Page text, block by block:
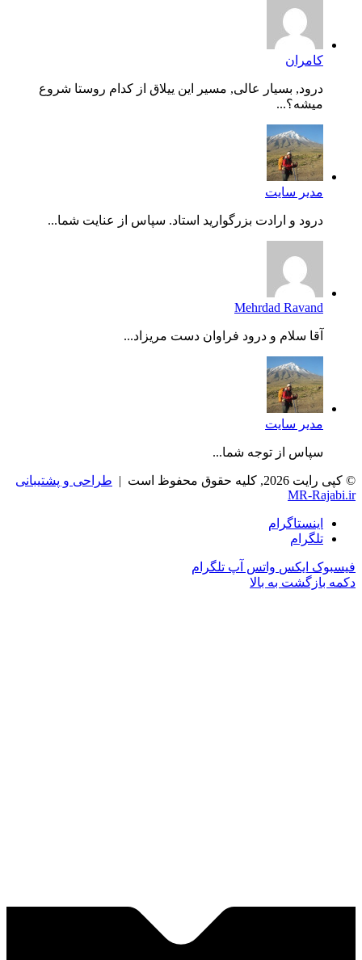
کامران
درود, بسیار عالی, مسیر این ییلاق از کدام روستا شروع
میشه؟...
مدیر سایت
درود و ارادت بزرگوارید استاد. سپاس از عنایت شما...
Mehrdad Ravand
آقا سلام و درود فراوان دست مریزاد...
مدیر سایت
سپاس از توجه شما...
© کپی رایت 2026, کلیه حقوق محفوظ است |
طراحی و پشتیبانی
MR-Rajabi.ir
اینستاگرام
تلگرام
فیسبوک ایکس واتس آپ تلگرام
دکمه بازگشت به بالا